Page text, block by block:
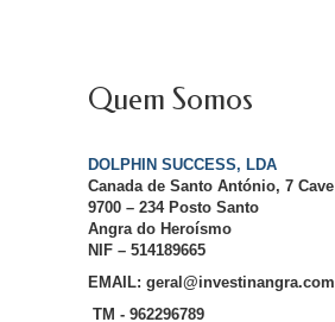
Quem Somos
DOLPHIN SUCCESS, LDA
Canada de Santo António, 7 Cave
9700 – 234 Posto Santo
Angra do Heroísmo
NIF – 514189665
EMAIL: geral@investinangra.com
TM - 962296789